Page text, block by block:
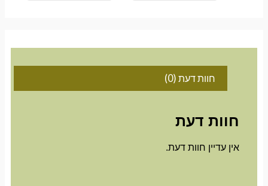
חוות דעת (0)
חוות דעת
אין עדיין חוות דעת.